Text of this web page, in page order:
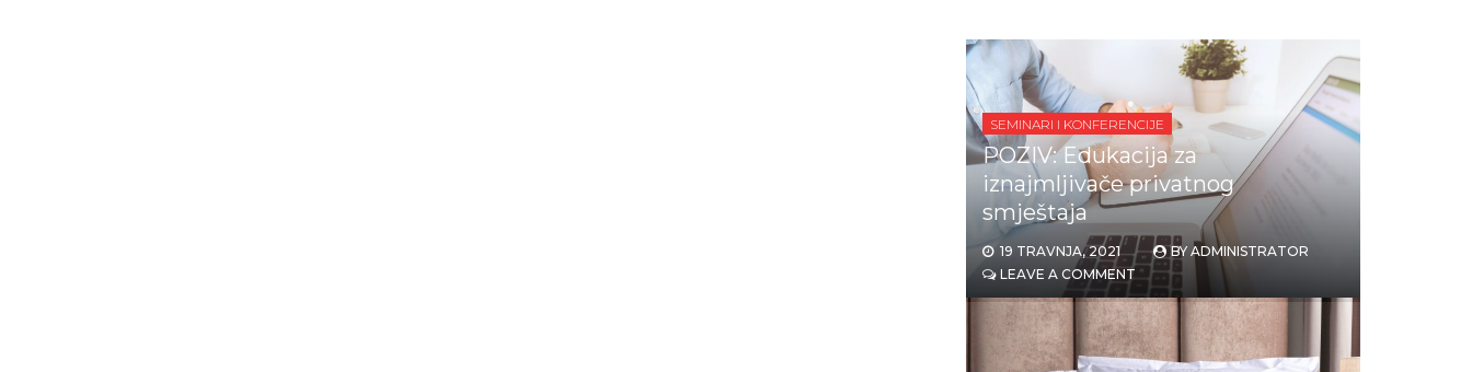
SEMINARI I KONFERENCIJE
POZIV: Edukacija za
iznajmljivače privatnog
smještaja
19 TRAVNJA, 2021 BYADMINISTRATOR
LEAVE A COMMENT